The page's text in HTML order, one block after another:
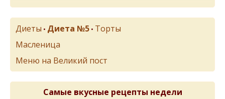
Диеты • Диета №5 • Торты
Масленица
Меню на Великий пост
Самые вкусные рецепты недели